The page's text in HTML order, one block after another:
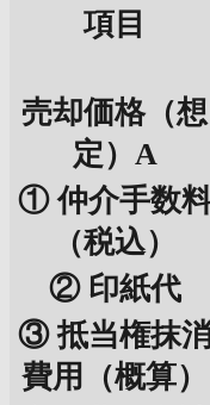
項目
売却価格（想
定）A
① 仲介手数
（税込）
② 印紙代
③ 抵当権抹
費用（概算）